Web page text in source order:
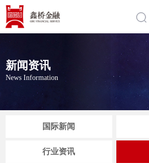
新闻资讯
News Information
国际新闻
行业资讯